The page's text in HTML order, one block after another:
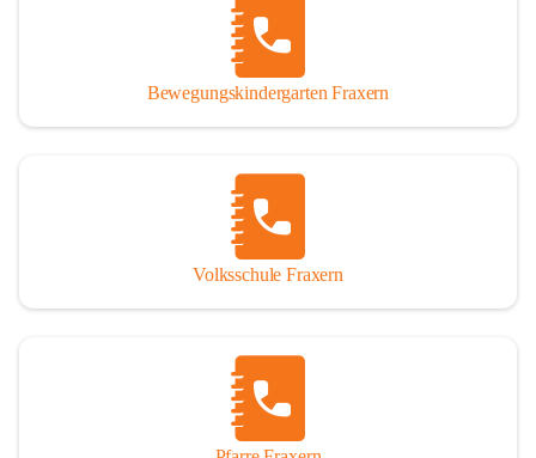
Bewegungskindergarten Fraxern
Volksschule Fraxern